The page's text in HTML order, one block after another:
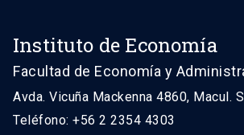
Instituto de Economía
Facultad de Economía y
Avda. Vicuña Mackenna 4860, Macul.
Teléfono: +56 2 2354 4303